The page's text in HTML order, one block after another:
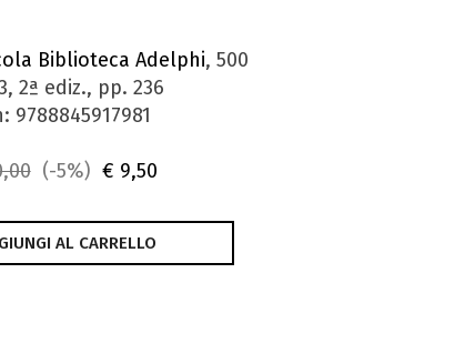
Biblioteca Adelphi, 500
2ª ediz., pp. 236
9788845917981
(-5%) € 9,50
AL CARRELLO